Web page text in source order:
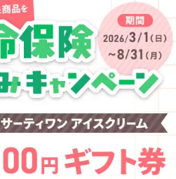
ード会員さま専用保険